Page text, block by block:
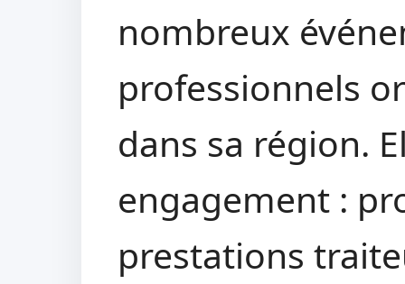
nombreux
professionnels
dans sa région.
engagement :
prestations